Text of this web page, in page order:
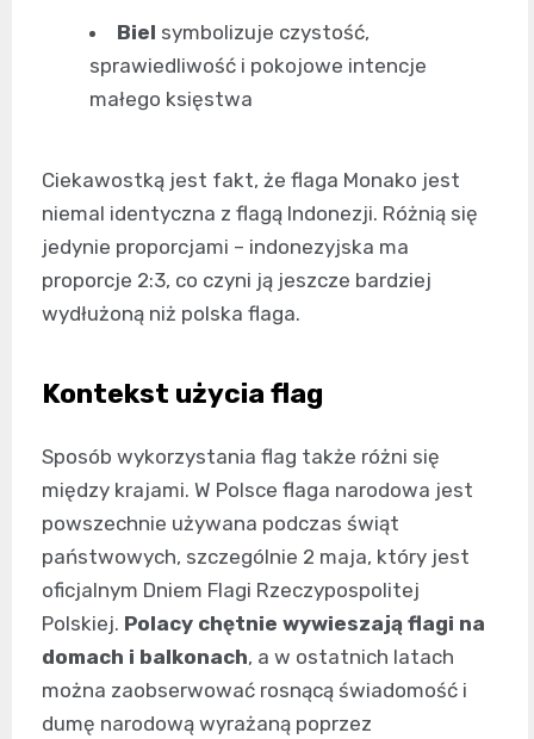
Biel symbolizuje czystość,
sprawiedliwość i pokojowe intencje
małego księstwa
Ciekawostką jest fakt, że flaga Monako jest
niemal identyczna z flagą Indonezji. Różnią się
jedynie proporcjami – indonezyjska ma
proporcje 2:3, co czyni ją jeszcze bardziej
wydłużoną niż polska flaga.
Kontekst użycia flag
Sposób wykorzystania flag także różni się
między krajami. W Polsce flaga narodowa jest
powszechnie używana podczas świąt
państwowych, szczególnie 2 maja, który jest
oficjalnym Dniem Flagi Rzeczypospolitej
Polskiej. Polacy chętnie wywieszają flagi na
domach i balkonach, a w ostatnich latach
można zaobserwować rosnącą świadomość i
dumę narodową wyrażaną poprzez